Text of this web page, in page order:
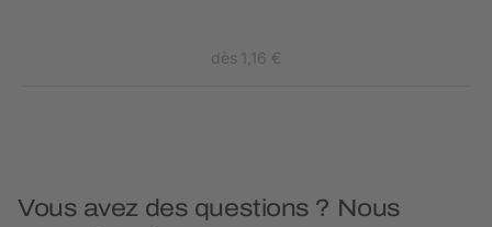
dès 1,16 €
Vous avez des questions ? Nous